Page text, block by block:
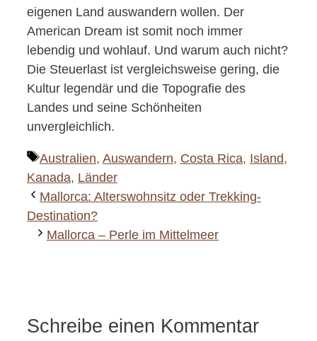
eigenen Land auswandern wollen. Der
American Dream ist somit noch immer
lebendig und wohlauf. Und warum auch nicht?
Die Steuerlast ist vergleichsweise gering, die
Kultur legendär und die Topografie des
Landes und seine Schönheiten
unvergleichlich.
Schlagwörter
Australien, Auswandern, Costa Rica, Island,
Kanada, Länder
Mallorca: Alterswohnsitz oder Trekking-
Destination?
Mallorca – Perle im Mittelmeer
Schreibe einen Kommentar